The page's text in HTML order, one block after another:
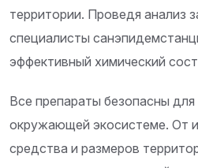
территории. Проведя анализ
специалисты
эффективный химический
Все препараты безопасны
окружающей экосистеме. От
средства и размеров